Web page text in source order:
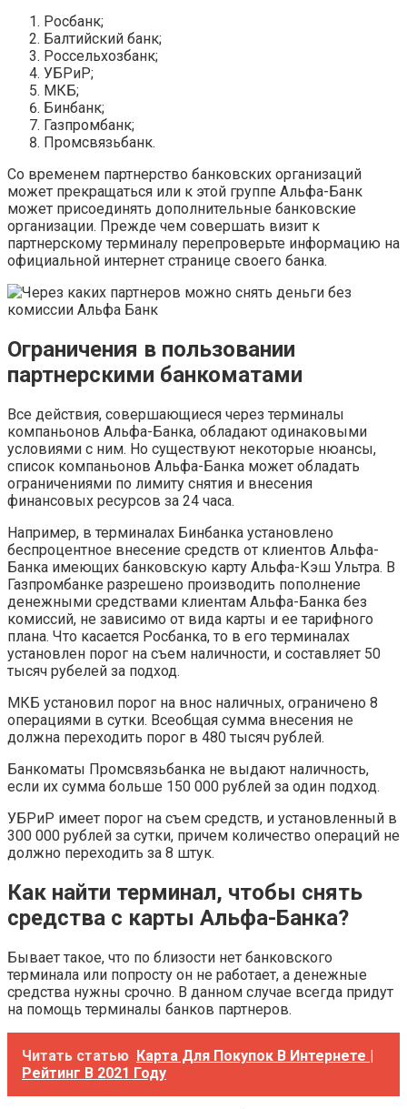
Росбанк;
Балтийский банк;
Россельхозбанк;
УБРиР;
МКБ;
Бинбанк;
Газпромбанк;
Промсвязьбанк.
Со временем партнерство банковских организаций
может прекращаться или к этой группе Альфа-Банк
может присоединять дополнительные банковские
организации. Прежде чем совершать визит к
партнерскому терминалу перепроверьте информацию на
официальной интернет странице своего банка.
Ограничения в пользовании
партнерскими банкоматами
Все действия, совершающиеся через терминалы
компаньонов Альфа-Банка, обладают одинаковыми
условиями с ним. Но существуют некоторые нюансы,
список компаньонов Альфа-Банка может обладать
ограничениями по лимиту снятия и внесения
финансовых ресурсов за 24 часа.
Например, в терминалах Бинбанка установлено
беспроцентное внесение средств от клиентов Альфа-
Банка имеющих банковскую карту Альфа-Кэш Ультра. В
Газпромбанке разрешено производить пополнение
денежными средствами клиентам Альфа-Банка без
комиссий, не зависимо от вида карты и ее тарифного
плана. Что касается Росбанка, то в его терминалах
установлен порог на съем наличности, и составляет 50
тысяч рубелей за подход.
МКБ установил порог на внос наличных, ограничено 8
операциями в сутки. Всеобщая сумма внесения не
должна переходить порог в 480 тысяч рублей.
Банкоматы Промсвязьбанка не выдают наличность,
если их сумма больше 150 000 рублей за один подход.
УБРиР имеет порог на съем средств, и установленный в
300 000 рублей за сутки, причем количество операций не
должно переходить за 8 штук.
Как найти терминал, чтобы снять
средства с карты Альфа-Банка?
Бывает такое, что по близости нет банковского
терминала или попросту он не работает, а денежные
средства нужны срочно. В данном случае всегда придут
на помощь терминалы банков партнеров.
Читать статью Карта Для Покупок В Интернете |
Рейтинг В 2021 Году